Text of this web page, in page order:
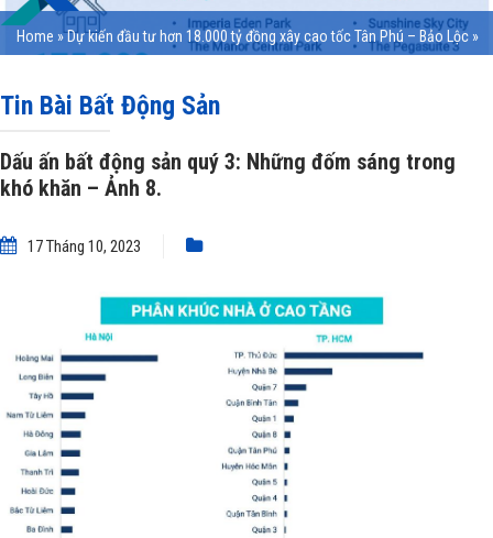
Home »Dự kiến đầu tư hơn 18.000 tỷ đồng xây cao tốc Tân Phú – Bảo Lộc »
Tin Bài Bất Động Sản
Dấu ấn bất động sản quý 3: Những đốm sáng trong
khó khăn – Ảnh 8.
17 Tháng 10, 2023